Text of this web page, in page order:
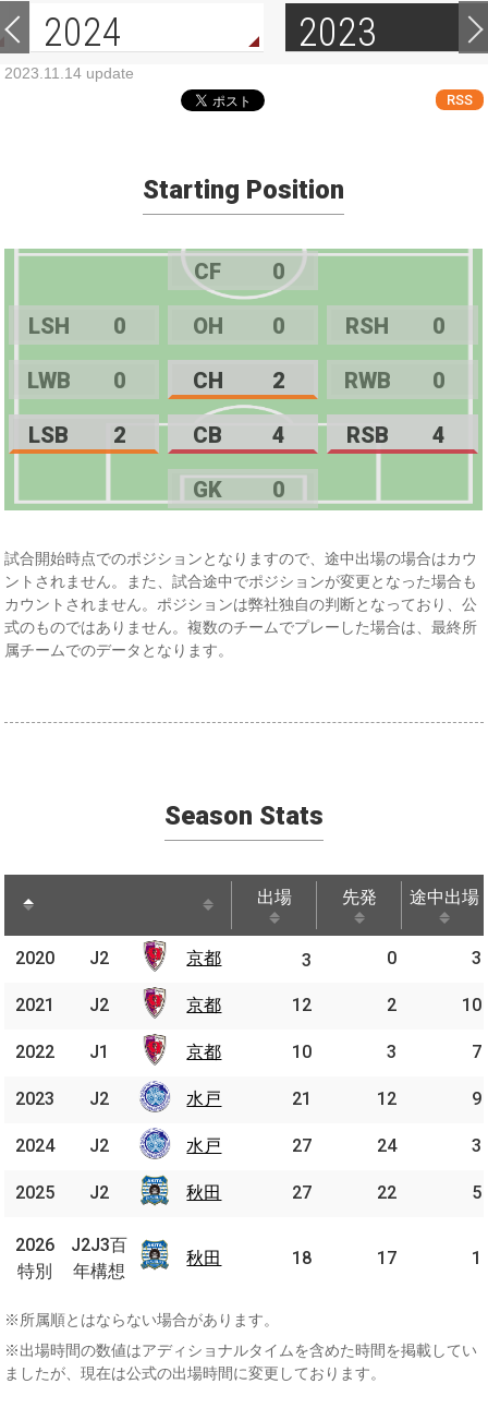
2024 2023
2023.11.14 update
RSS
Starting Position
CF 0
LSH 0 OH 0 RSH 0
LWB 0 CH 2 RWB 0
LSB 2 CB 4 RSB 4
GK 0
試合開始時点でのポジションとなりますので、途中出場の場合はカウ
ントされません。また、試合途中でポジションが変更となった場合も
カウントされません。ポジションは弊社独自の判断となっており、公
式のものではありません。複数のチームでプレーした場合は、最終所
属チームでのデータとなります。
Season Stats
出場 先発 途中出場
途中出場
2020 京都 3 0 3
2021 京都 12 2 10
2022 京都 10 3 7
2023 水戸 21 12 9
2024 水戸 27 24 3
2025 秋田 27 22 5
2026
特別
百年
構想
秋田 18 17 1
2020 J2 京都
2021 J2 京都
2022 J1 京都
2023 J2 水戸
2024 J2 水戸
2025 J2 秋田
2026
特別
J2J3百
年構想
秋田
※所属順とはならない場合があります。
※出場時間の数値はアディショナルタイムを含めた時間を掲載してい
ましたが、現在は公式の出場時間に変更しております。